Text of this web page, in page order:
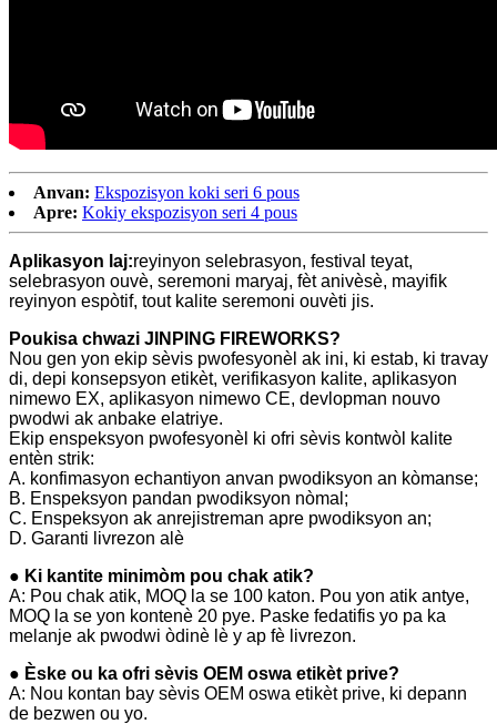
Anvan: Ekspozisyon koki seri 6 pous
Apre: Kokiy ekspozisyon seri 4 pous
Aplikasyon laj:reyinyon selebrasyon, festival teyat,
selebrasyon ouvè, seremoni maryaj, fèt anivèsè, mayifik
reyinyon espòtif, tout kalite seremoni ouvèti jis.
Poukisa chwazi JINPING FIREWORKS?
Nou gen yon ekip sèvis pwofesyonèl ak ini, ki estab, ki travay
di, depi konsepsyon etikèt, verifikasyon kalite, aplikasyon
nimewo EX, aplikasyon nimewo CE, devlopman nouvo
pwodwi ak anbake elatriye.
Ekip enspeksyon pwofesyonèl ki ofri sèvis kontwòl kalite
entèn strik:
A. konfimasyon echantiyon anvan pwodiksyon an kòmanse;
B. Enspeksyon pandan pwodiksyon nòmal;
C. Enspeksyon ak anrejistreman apre pwodiksyon an;
D. Garanti livrezon alè
● Ki kantite minimòm pou chak atik?
A: Pou chak atik, MOQ la se 100 katon. Pou yon atik antye,
MOQ la se yon kontenè 20 pye. Paske fedatifis yo pa ka
melanje ak pwodwi òdinè lè y ap fè livrezon.
● Èske ou ka ofri sèvis OEM oswa etikèt prive?
A: Nou kontan bay sèvis OEM oswa etikèt prive, ki depann
de bezwen ou yo.